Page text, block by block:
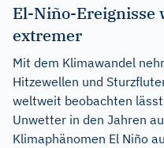
El-Niño-Ereignisse
extremer
Mit dem Klimawandel
Hitzewellen und
weltweit beobachten
Unwetter in den Jahren
Klimaphänomen El Niño